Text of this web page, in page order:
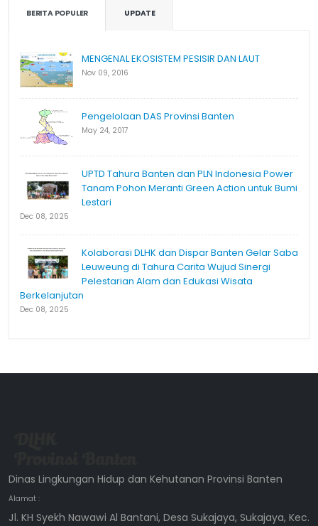
BERITA POPULER UPDATE
MENGENAL EKOSISTEM PESISIR DAN LAUT
Nov 09, 2016
Pengelolaan DAS Provinsi Banten
May 24, 2017
UPTD Tahura Banten dan PLN Indonesia Power
Tanam Pohon Meranti Green Action untuk Bumi
Lestari
Dec 08, 2025
Kolaborasi DLHK dan Dispar Banten Gelar Saba
Leuweung di Tahura Carita Wujud Sinergi
Pelestarian Alam dan Edukasi Wisata
Berkelanjutan
Dec 08, 2025
Dinas Lingkungan Hidup dan Kehutanan Provinsi Banten
Alamat :
Jl. KH Syekh Nawawi Al Bantani, Desa Sukajaya, Sukajaya, Kec.